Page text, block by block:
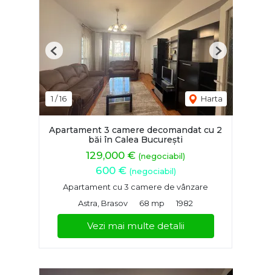
1 /16 Harta
Previous Next
Apartament 3 camere decomandat cu 2
băi în Calea București
129,000 € (negociabil)
600 € (negociabil)
Apartament cu 3 camere de vânzare
Astra, Brasov
68 mp 1982
Vezi mai multe detalii